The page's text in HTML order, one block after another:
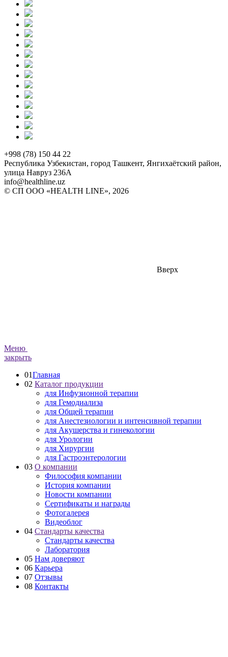
+998 (78) 150 44 22
Республика Узбекистан, город Ташкент, Янгихаётский район,
улица Навруз 236А
info@healthline.uz
© СП ООО «HEALTH LINE», 2026
Вверх
Меню
закрыть
01Главная
02 Каталог продукции
для Инфузионной терапии
для Гемодиализа
для Общей терапии
для Анестезиологии и интенсивной терапии
для Акушерства и гинекологии
для Урологии
для Хирургии
для Гастроэнтерологии
03 О компании
Философия компании
История компании
Новости компании
Сертификаты и награды
Фотогалерея
Видеоблог
04 Стандарты качества
Стандарты качества
Лаборатория
05 Нам доверяют
06 Карьера
07 Отзывы
08 Контакты